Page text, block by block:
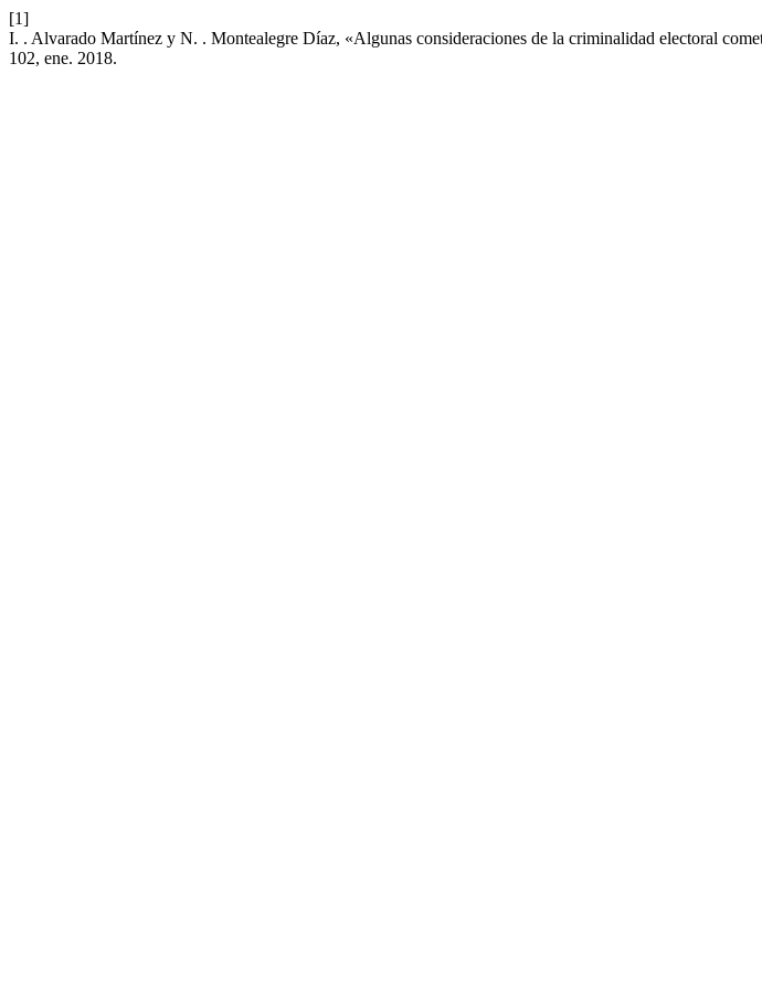
[1]
I. . Alvarado Martínez y N. . Montealegre Díaz, «Algunas consideraciones de la criminalidad electoral
102, ene. 2018.